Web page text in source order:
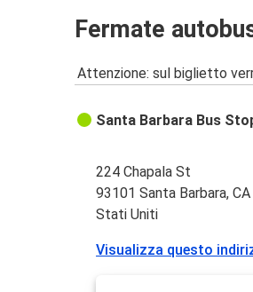
Fermate
Attenzione: sul biglietto
Santa Barbara Bus
224 Chapala St
93101 Santa Barbara, CA
Stati Uniti
Visualizza questo